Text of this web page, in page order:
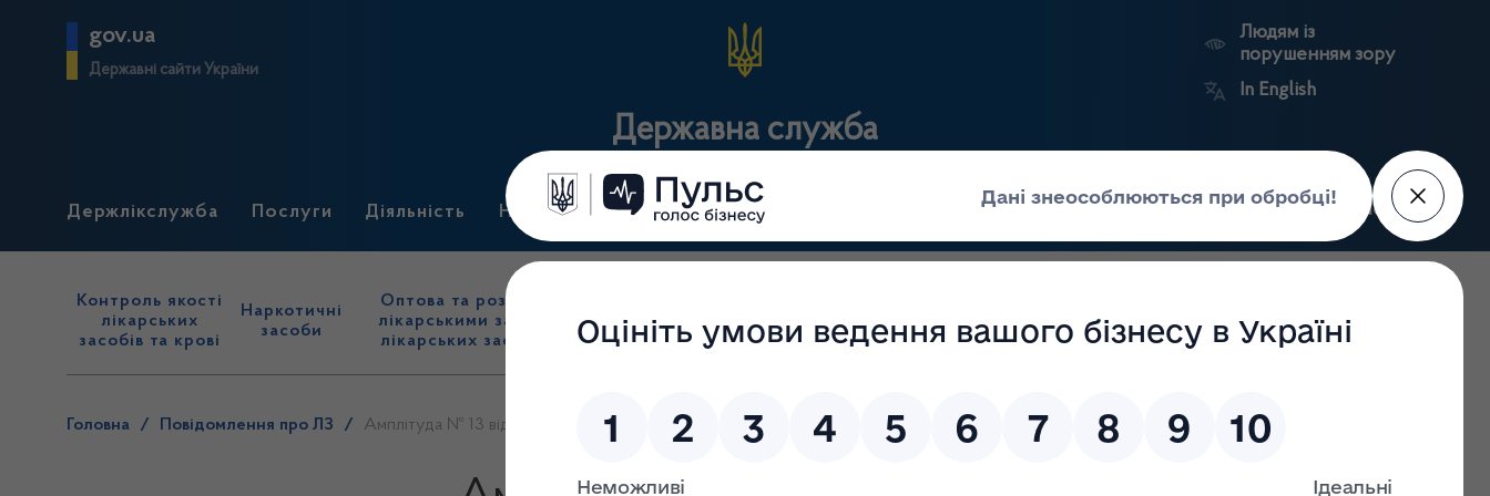
gov.ua
Державні сайти України
Державна служба
Людям із
порушенням зору
In English
Держлікслужба Послуги Діяльність Нормативні документи Для громадськості Прес-центр Пошук
Контроль якості
лікарських
засобів та крові
Наркотичні
засоби
Оптова та роздрібна торгівля
лікарськими засобами, імпорт
лікарських засобів (крім АФІ)
нагляд
(контроль)
засобів, крові та
сертифікація
нагляд
реєстри
портал
Держлікслужби
Головна / Повідомлення про ЛЗ / Амплітуда № 13 від 26.03.2019